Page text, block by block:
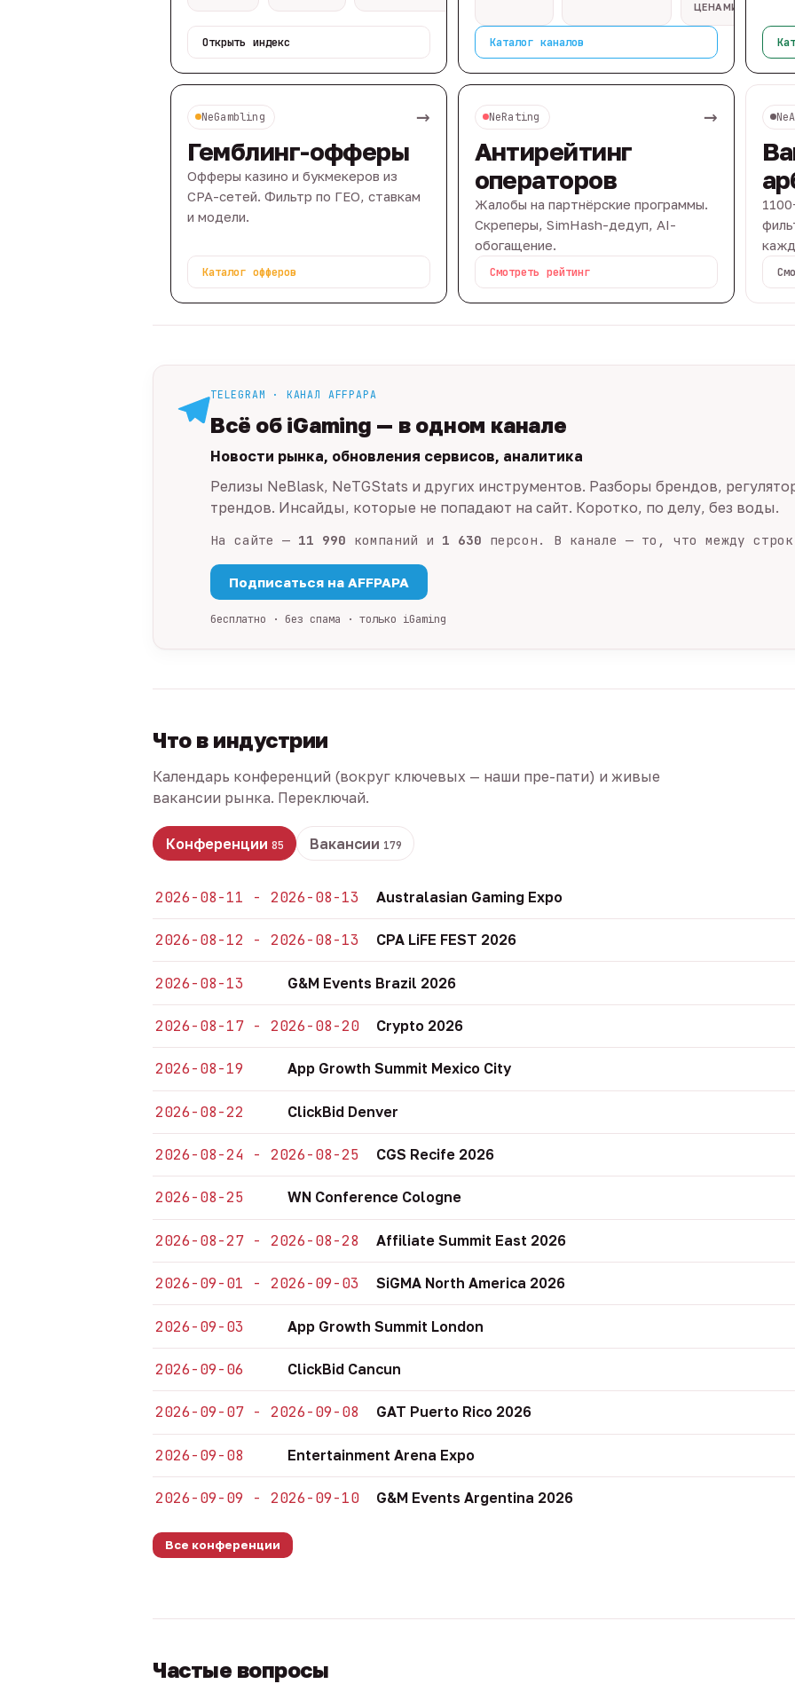
Открыть индекс
ЦЕНАМИ
Каталог каналов
NeGambling →
Гемблинг-офферы
Офферы казино и букмекеров из
CPA-сетей. Фильтр по ГЕО, ставкам
и модели.
Каталог офферов
NeRating →
Антирейтинг
операторов
Жалобы на партнёрские программы.
Скреперы, SimHash-дедуп, AI-
обогащение.
Смотреть рейтинг
TELEGRAM · КАНАЛ AFFPAPA
Всё об iGaming — в одном канале
Новости рынка, обновления сервисов, аналитика
Релизы NeBlask, NeTGStats и других инструментов. Разборы брендов,
трендов. Инсайды, которые не попадают на сайт. Коротко, по делу, без воды.
На сайте — 11 990 компаний и 1 630 персон. В канале — то, что между
Подписаться на AFFPAPA
бесплатно · без спама · только iGaming
Что в индустрии
Календарь конференций (вокруг ключевых — наши пре-пати) и живые
вакансии рынка. Переключай.
Конференции 85 Вакансии 179
2026-08-11 - 2026-08-13 Australasian Gaming Expo
2026-08-12 - 2026-08-13 CPA LiFE FEST 2026
2026-08-13 G&M Events Brazil 2026
2026-08-17 - 2026-08-20 Crypto 2026
2026-08-19 App Growth Summit Mexico City
2026-08-22 ClickBid Denver
2026-08-24 - 2026-08-25 CGS Recife 2026
2026-08-25 WN Conference Cologne
2026-08-27 - 2026-08-28 Affiliate Summit East 2026
2026-09-01 - 2026-09-03 SiGMA North America 2026
2026-09-03 App Growth Summit London
2026-09-06 ClickBid Cancun
2026-09-07 - 2026-09-08 GAT Puerto Rico 2026
2026-09-08 Entertainment Arena Expo
2026-09-09 - 2026-09-10 G&M Events Argentina 2026
Все конференции
Частые вопросы